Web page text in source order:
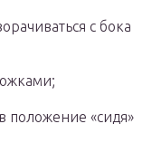
с бока
положение «сидя»